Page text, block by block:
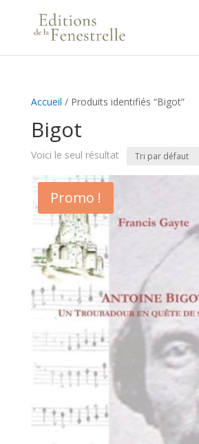
Accueil / Produits identifiés “Bigot”
Bigot
Voici le seul résultat
Promo !